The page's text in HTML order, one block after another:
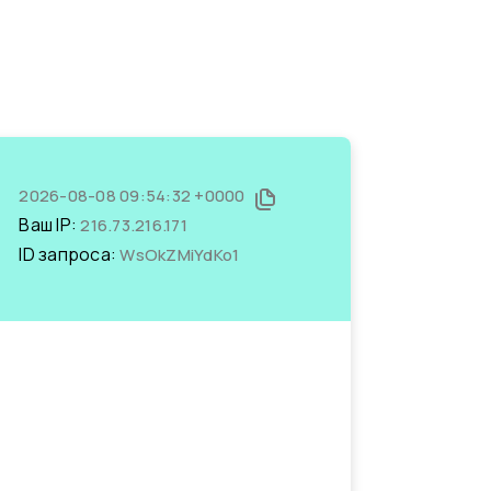
2026-08-08 09:54:32 +0000
Ваш IP:216.73.216.171
ID запроса:WsOkZMiYdKo1